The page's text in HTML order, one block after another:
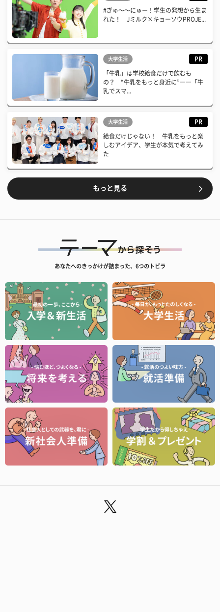
#ぎゅ〜〜にゅー！学生の発想から生ま
れた！ Jミルク×キョーソウPROJE...
大学生活 PR
「牛乳」は学校給食だけで飲むも
の？ “牛乳をもっと身近に”――「牛
乳でスマ...
大学生活 PR
給食だけじゃない！ 牛乳をもっと楽
しむアイデア、学生が本気で考えてみ
た
もっと見る
あなたへのきっかけが詰まった、6つのトビラ